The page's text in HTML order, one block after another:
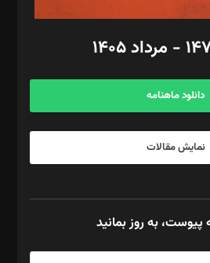
کاظمی‌نیا
دانلود ماهنامه
نمایش مقالات
پیوست، به روز بمانید